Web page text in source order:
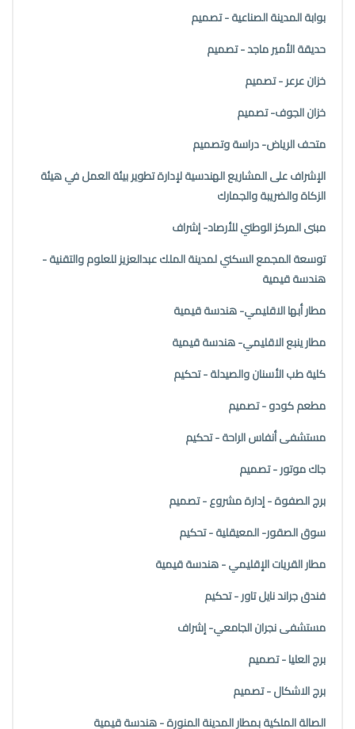
بوابة المدينة الصناعية - تصميم
حديقة الأمير ماجد - تصميم
خزان عرعر - تصميم
خزان الجوف- تصميم
متحف الرياض- دراسة وتصميم
الإشراف على المشاريع الهندسية لإدارة تطوير بيئة العمل في هيئة
الزكاة والضريبة والجمارك
مبنى المركز الوطني للأرصاد- إشراف
توسعة المجمع السكني لمدينة الملك عبدالعزيز للعلوم والتقنية -
هندسة قيمية
مطار أبها الاقليمي- هندسة قيمية
مطار ينبع الاقليمي- هندسة قيمية
كلية طب الأسنان والصيدلة - تحكيم
مطعم كودو - تصميم
مستشفى أنفاس الراحة - تحكيم
جاك موتور - تصميم
برج الصفوة - إدارة مشروع - تصميم
سوق الصقور- المعيقلية - تحكيم
مطار القريات الإقليمي - هندسة قيمية
فندق جراند نايل تاور - تحكيم
مستشفى نجران الجامعي- إشراف
برج العليا - تصميم
برج الاشكال - تصميم
الصالة الملكية بمطار المدينة المنورة - هندسة قيمية